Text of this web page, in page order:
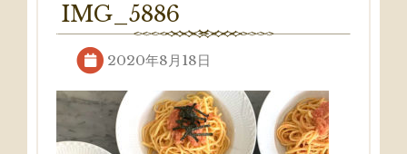
IMG_5886
2020年8月18日